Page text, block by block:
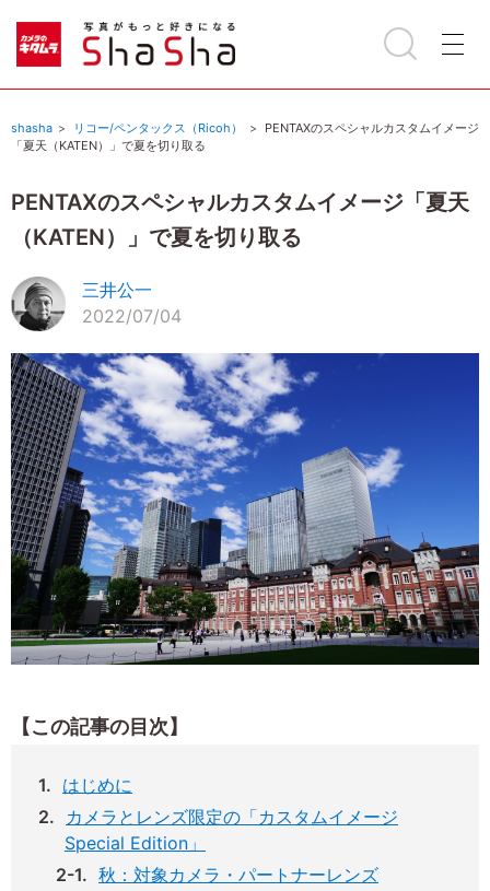
shasha リコー/ペンタックス（Ricoh）
PENTAXのスペシャルカスタムイメージ
「夏天（KATEN）」で夏を切り取る
PENTAXのスペシャルカスタムイメージ「夏天
（KATEN）」で夏を切り取る
三井公一
2022/07/04
【この記事の目次】
はじめに
カメラとレンズ限定の「カスタムイメージ
Special Edition」
秋：対象カメラ・パートナーレンズ